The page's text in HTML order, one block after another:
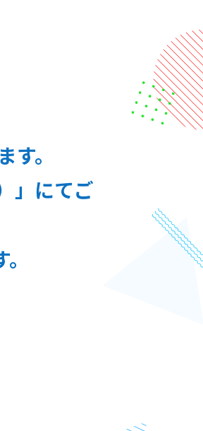
。
」にてご